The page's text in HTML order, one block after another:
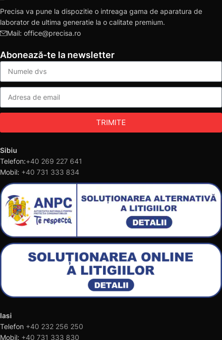
Precisa va pune la dispozitie o intreaga gama de aparatura de
laborator de ultima generatie la o calitate premium.
Mail: office@precisa.ro
Abonează-te la newsletter
TRIMITE
Sibiu
Telefon:+40 269 227 641
Mobil: +40 731 333 834
Iasi
Telefon +40 232 256 250
Mobil: +40 731 333 830